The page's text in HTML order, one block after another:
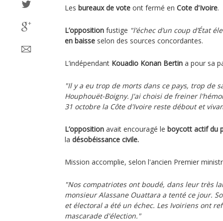
Les bureaux de vote ont fermé en Cote d'Ivoire.
L’opposition fustige "l’échec d’un coup d’État
en baisse selon des sources concordantes.
L’indépendant Kouadio Konan Bertin a pour sa
"Il y a eu trop de morts dans ce pays, trop de
Houphouët-Boigny. J'ai choisi de freiner
31 octobre la Côte d'Ivoire reste débout et
L’opposition avait encouragé le boycott actif du
la désobéissance civile.
Mission accomplie, selon l'ancien Premier
"Nos compatriotes ont boudé, dans leur très
monsieur Alassane Ouattara a tenté ce jour.
et électoral a été un échec. Les Ivoiriens ont
mascarade d'élection."